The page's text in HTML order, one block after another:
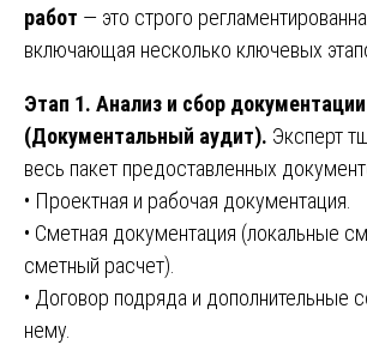
работ — это строго
включающая несколько ключевых
Этап 1. Анализ и сбор документации
(Документальный аудит). Эксперт
весь пакет предоставленных
• Проектная и рабочая документация.
• Сметная документация (локальные
сметный расчет).
• Договор подряда и дополнительные
нему.